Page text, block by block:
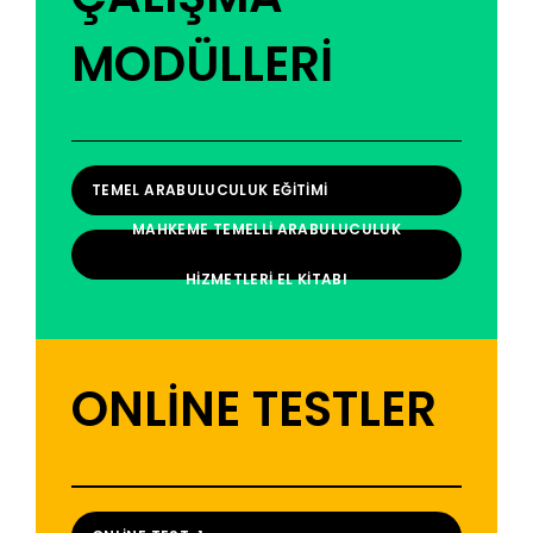
MODÜLLERİ
TEMEL ARABULUCULUK EĞITIMI
MAHKEME TEMELLI ARABULUCULUK
HIZMETLERI EL KITABI
ONLİNE TESTLER